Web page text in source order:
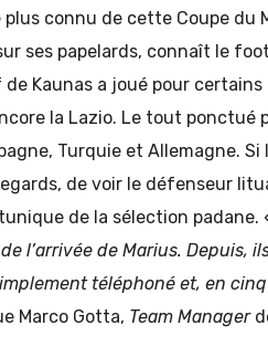
plus connu de cette Coupe du
ses papelards, connaît le
Kaunas a joué pour
la Lazio. Le tout
Turquie et Allemagne.
de voir le défenseur
de la sélection padane.
l’arrivée de Marius. Depuis,
téléphoné et, en
Marco Gotta, Team Manager